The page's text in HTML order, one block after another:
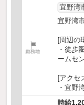
宜野湾
宜野湾
[周辺の
・徒歩
ームセ
[アクセ
・宜野
時給